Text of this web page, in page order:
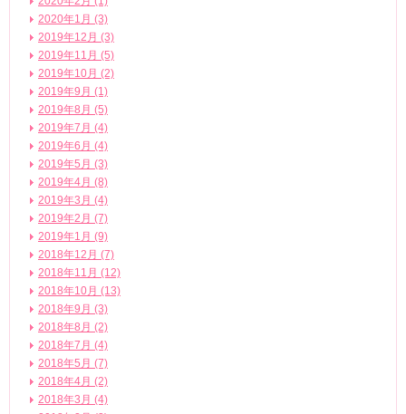
2020年1月 (3)
2019年12月 (3)
2019年11月 (5)
2019年10月 (2)
2019年9月 (1)
2019年8月 (5)
2019年7月 (4)
2019年6月 (4)
2019年5月 (3)
2019年4月 (8)
2019年3月 (4)
2019年2月 (7)
2019年1月 (9)
2018年12月 (7)
2018年11月 (12)
2018年10月 (13)
2018年9月 (3)
2018年8月 (2)
2018年7月 (4)
2018年5月 (7)
2018年4月 (2)
2018年3月 (4)